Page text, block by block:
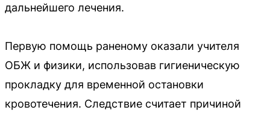
дальнейшего лечения.
Первую помощь раненому оказали учителя
ОБЖ и физики, использовав гигиеническую
прокладку для временной остановки
кровотечения. Следствие считает причиной